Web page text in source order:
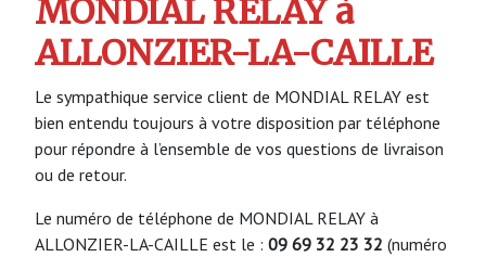
MONDIAL RELAY à
ALLONZIER-LA-CAILLE
Le sympathique service client de MONDIAL RELAY est
bien entendu toujours à votre disposition par téléphone
pour répondre à l’ensemble de vos questions de livraison
ou de retour.
Le numéro de téléphone de MONDIAL RELAY à
ALLONZIER-LA-CAILLE est le : 09 69 32 23 32 (numéro